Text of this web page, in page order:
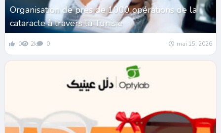
Organisation de près de 1000 opérations de la
cataracte à travers la Tunisie
0 2k 0 mai 15, 2026